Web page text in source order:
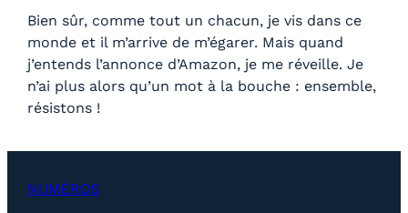
Bien sûr, comme tout un chacun, je vis dans ce
monde et il m’arrive de m’égarer. Mais quand
j’entends l’annonce d’Amazon, je me réveille. Je
n’ai plus alors qu’un mot à la bouche : ensemble,
résistons !
NUMÉROS